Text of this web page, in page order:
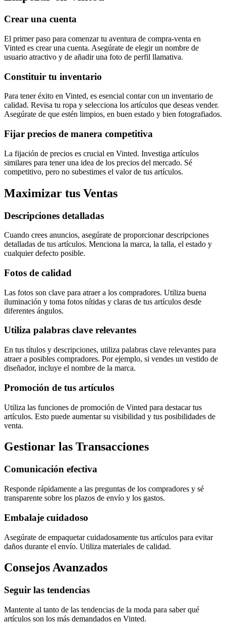
Crear una cuenta
El primer paso para comenzar tu aventura de compra-venta en
Vinted es crear una cuenta. Asegúrate de elegir un nombre de
usuario atractivo y de añadir una foto de perfil llamativa.
Constituir tu inventario
Para tener éxito en Vinted, es esencial contar con un inventario de
calidad. Revisa tu ropa y selecciona los artículos que deseas vender.
Asegúrate de que estén limpios, en buen estado y bien fotografiados.
Fijar precios de manera competitiva
La fijación de precios es crucial en Vinted. Investiga artículos
similares para tener una idea de los precios del mercado. Sé
competitivo, pero no subestimes el valor de tus artículos.
Maximizar tus Ventas
Descripciones detalladas
Cuando crees anuncios, asegúrate de proporcionar descripciones
detalladas de tus artículos. Menciona la marca, la talla, el estado y
cualquier defecto posible.
Fotos de calidad
Las fotos son clave para atraer a los compradores. Utiliza buena
iluminación y toma fotos nítidas y claras de tus artículos desde
diferentes ángulos.
Utiliza palabras clave relevantes
En tus títulos y descripciones, utiliza palabras clave relevantes para
atraer a posibles compradores. Por ejemplo, si vendes un vestido de
diseñador, incluye el nombre de la marca.
Promoción de tus artículos
Utiliza las funciones de promoción de Vinted para destacar tus
artículos. Esto puede aumentar su visibilidad y tus posibilidades de
venta.
Gestionar las Transacciones
Comunicación efectiva
Responde rápidamente a las preguntas de los compradores y sé
transparente sobre los plazos de envío y los gastos.
Embalaje cuidadoso
Asegúrate de empaquetar cuidadosamente tus artículos para evitar
daños durante el envío. Utiliza materiales de calidad.
Consejos Avanzados
Seguir las tendencias
Mantente al tanto de las tendencias de la moda para saber qué
artículos son los más demandados en Vinted.